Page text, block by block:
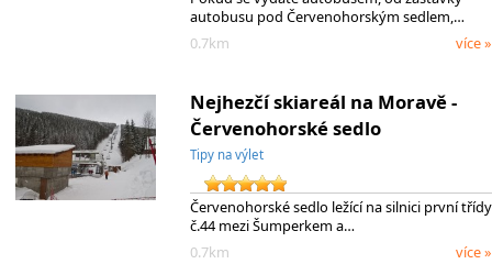
autobusu pod Červenohorským sedlem,…
0.7km
více »
Nejhezčí skiareál na Moravě -
Červenohorské sedlo
Tipy na výlet
Červenohorské sedlo ležící na silnici první třídy
č.44 mezi Šumperkem a…
0.7km
více »